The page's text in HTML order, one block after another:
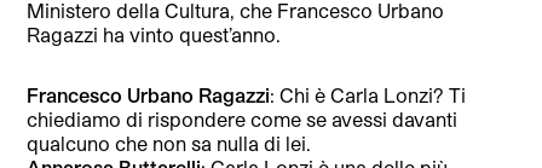
Ministero della Cultura, che Francesco Urbano
Ragazzi ha vinto quest’anno.
Francesco Urbano Ragazzi: Chi è Carla Lonzi? Ti
chiediamo di rispondere come se avessi davanti
qualcuno che non sa nulla di lei.